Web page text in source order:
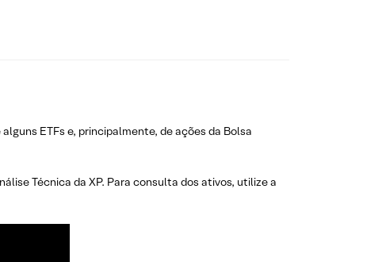
ETFs e, principalmente, de ações da Bolsa
Técnica da XP. Para consulta dos ativos, utilize a